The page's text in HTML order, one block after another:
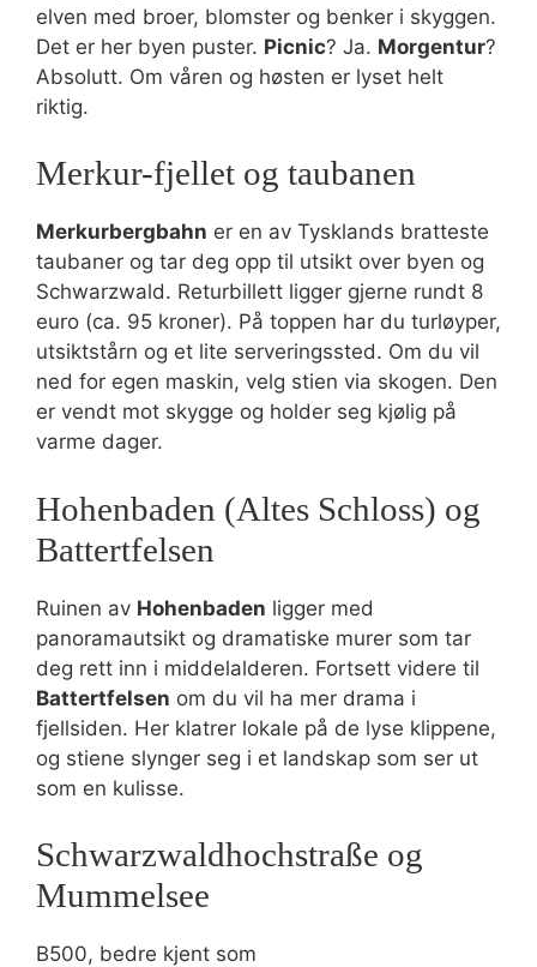
elven med broer, blomster og benker i skyggen.
Det er her byen puster. Picnic? Ja. Morgentur?
Absolutt. Om våren og høsten er lyset helt
riktig.
Merkur-fjellet og taubanen
Merkurbergbahn er en av Tysklands bratteste
taubaner og tar deg opp til utsikt over byen og
Schwarzwald. Returbillett ligger gjerne rundt 8
euro (ca. 95 kroner). På toppen har du turløyper,
utsiktstårn og et lite serveringssted. Om du vil
ned for egen maskin, velg stien via skogen. Den
er vendt mot skygge og holder seg kjølig på
varme dager.
Hohenbaden (Altes Schloss) og
Battertfelsen
Ruinen av Hohenbaden ligger med
panoramautsikt og dramatiske murer som tar
deg rett inn i middelalderen. Fortsett videre til
Battertfelsen om du vil ha mer drama i
fjellsiden. Her klatrer lokale på de lyse klippene,
og stiene slynger seg i et landskap som ser ut
som en kulisse.
Schwarzwaldhochstraße og
Mummelsee
B500, bedre kjent som